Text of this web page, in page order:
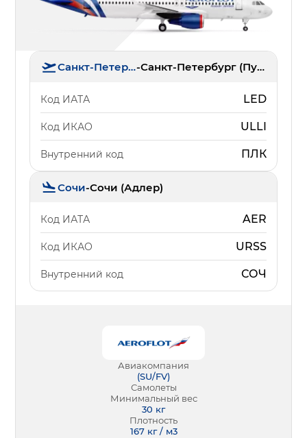
Санкт-Петербург- Санкт-Петербург (Пулково)
Код ИАТА LED
Код ИКАО ULLI
Внутренний код ПЛК
Сочи-Сочи (Адлер)
Код ИАТА AER
Код ИКАО URSS
Внутренний код СОЧ
Авиакомпания
(SU/FV)
Самолеты
Минимальный вес
30 кг
Плотность
167 кг / м3